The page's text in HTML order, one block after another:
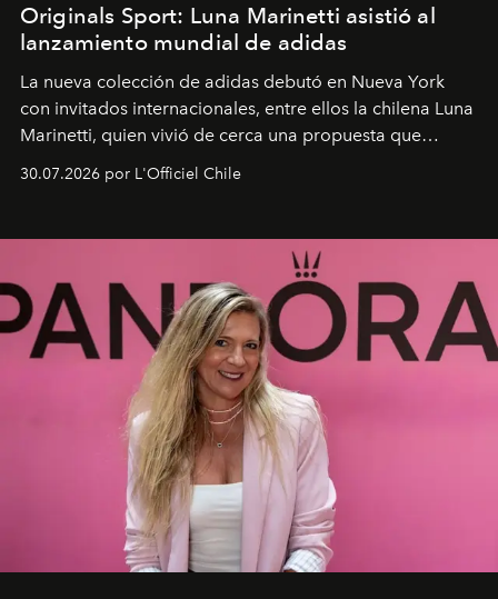
Originals Sport: Luna Marinetti asistió al
lanzamiento mundial de adidas
La nueva colección de adidas debutó en Nueva York
con invitados internacionales, entre ellos la chilena Luna
Marinetti, quien vivió de cerca una propuesta que
fusiona moda y rendimiento.
30.07.2026 por L'Officiel Chile